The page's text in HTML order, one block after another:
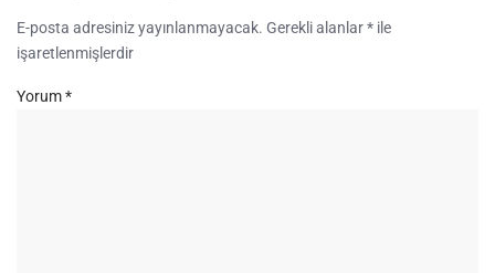
E-posta adresiniz yayınlanmayacak. Gerekli alanlar* ile
işaretlenmişlerdir
Yorum*